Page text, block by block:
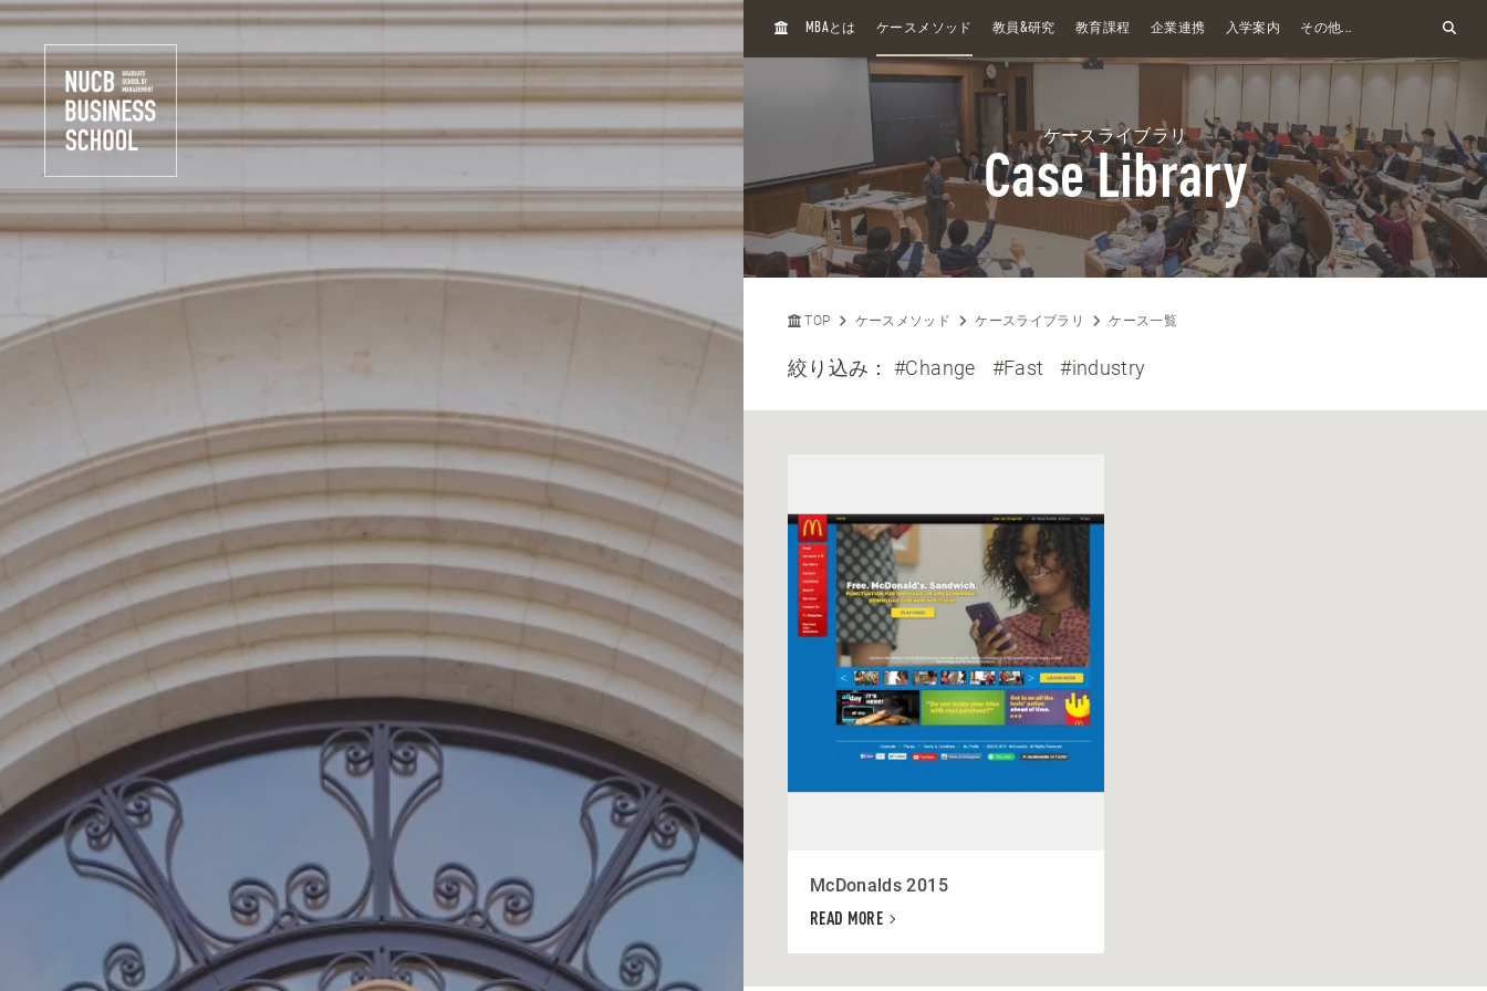
H
MBAとは ケースメソッド 教員&研究 教育課程 企業連携 入学案内 その他...
ケースライブラリ
Case Library
TOP ケースメソッド ケースライブラリ ケース一覧
絞り込み：#Change #Fast #industry
McDonalds 2015
READ MORE